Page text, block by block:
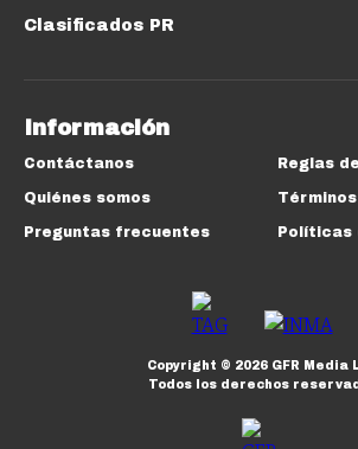
Clasificados PR
Información
Contáctanos
Quiénes somos
Preguntas frecuentes
Reglas
Políticas
Copyright © 2026GFR Media
Todos los derechos